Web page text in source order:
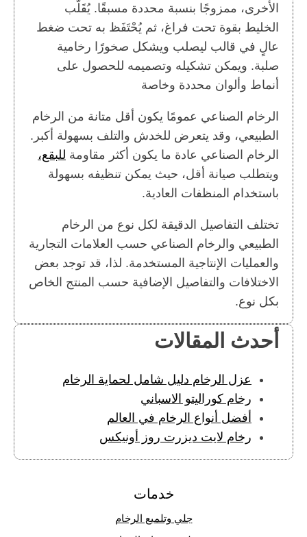
الأخرى، ممزوجًا بنسبة محددة مسبقًا. يُقَلَّب
الخليط بقوة تحت فراغ، ثم يُحْتَفَظ به تحت ضغط
عالٍ في قالب ليصلب ويشكل صخورًا رخامية
صلبة. ويمكن تشكيله وتصميمه للحصول على
أنماط وألوان محددة وخاصة
الرخام الصناعي عمومًا يكون أقل متانة من الرخام
الطبيعي، وقد يتعرض للخدش والتلف بسهولة أكبر.
الرخام الصناعي عادة ما يكون أكثر مقاومة للبقع،
ويتطلب صيانة أقل، حيث يمكن تنظيفه بسهولة
باستخدام المنظفات العادية.
تختلف التفاصيل الدقيقة لكل نوع من الرخام
الطبيعي والرخام الصناعي حسب العلامات التجارية
والعمليات الإنتاجية المستخدمة. لذا، قد توجد بعض
الاختلافات والتفاصيل الإضافية حسب المنتج الخاص
بكل نوع.
أحدث المقالات
عزل الرخام دليل شامل لحماية الرخام
رخام كوراليتو الاسباني
أفضل أنواع الرخام في العالم
رخام لايت ديزرت روز أونيكس
خدمات
جلي وتلميع الرخام